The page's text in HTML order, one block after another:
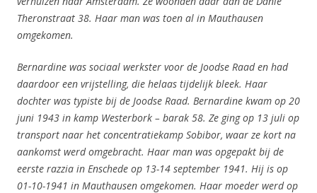
Theronstraat 38. Haar man was toen al in Mauthausen
omgekomen.
Bernardine was sociaal werkster voor de Joodse Raad en had
daardoor een vrijstelling, die helaas tijdelijk bleek. Haar
dochter was typiste bij de Joodse Raad. Bernardine kwam op 20
juni 1943 in kamp Westerbork – barak 58. Ze ging op 13 juli op
transport naar het concentratiekamp Sobibor, waar ze kort na
aankomst werd omgebracht. Haar man was opgepakt bij de
eerste razzia in Enschede op 13-14 september 1941. Hij is op
01-10-1941 in Mauthausen omgekomen. Haar moeder werd op